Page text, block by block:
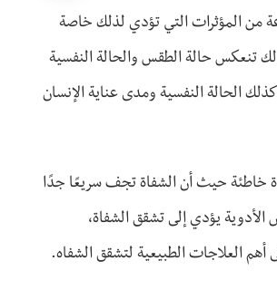
من المؤثرات التي تؤدي لذلك خاصة
تنعكس حالة الطقس والحالة النفسية
الحالة النفسية ومدى عناية الإنسان
خاطئة حيث أن الشفاة تجف سريعًا جدًا
يؤدي إلى تشقق الشفاة،
أهم العلاجات الطبيعية لتشقق الشفاه.